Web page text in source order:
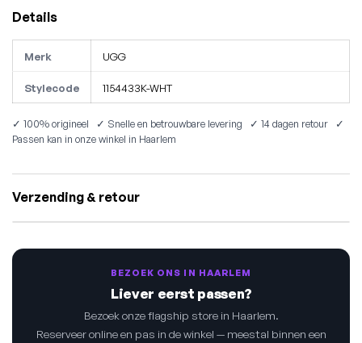
Details
Merk UGG
Stylecode 1154433K-WHT
✓ 100% origineel ✓ Snelle en betrouwbare levering ✓ 14 dagen retour ✓
Passen kan in onze winkel in Haarlem
Verzending & retour
BEZOEK ONS IN HAARLEM
Liever eerst passen?
Bezoek onze flagship store in Haarlem.
Reserveer online en pas in de winkel — meestal binnen een